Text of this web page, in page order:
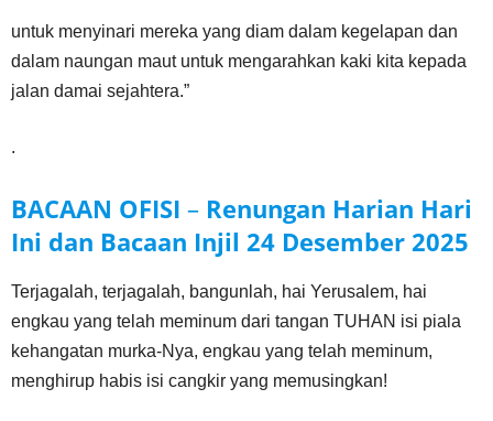
untuk menyinari mereka yang diam dalam kegelapan dan
dalam naungan maut untuk mengarahkan kaki kita kepada
jalan damai sejahtera.”
.
BACAAN OFISI – Renungan Harian Hari
Ini dan Bacaan Injil 24 Desember 2025
Terjagalah, terjagalah, bangunlah, hai Yerusalem, hai
engkau yang telah meminum dari tangan TUHAN isi piala
kehangatan murka-Nya, engkau yang telah meminum,
menghirup habis isi cangkir yang memusingkan!